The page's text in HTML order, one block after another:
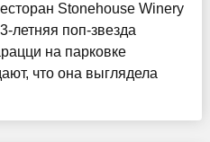
Stonehouse Winery
летняя поп-звезда
на парковке
что она выглядела